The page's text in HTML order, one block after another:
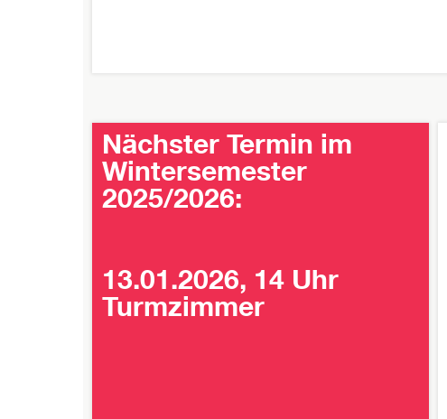
Nächster Termin im
Wintersemester
2025/2026:
13.01.2026, 14 Uhr
Turmzimmer